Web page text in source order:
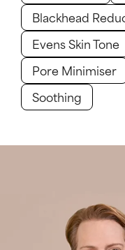
Blackhead
Evens Skin Tone
Pore Minimiser
Soothing